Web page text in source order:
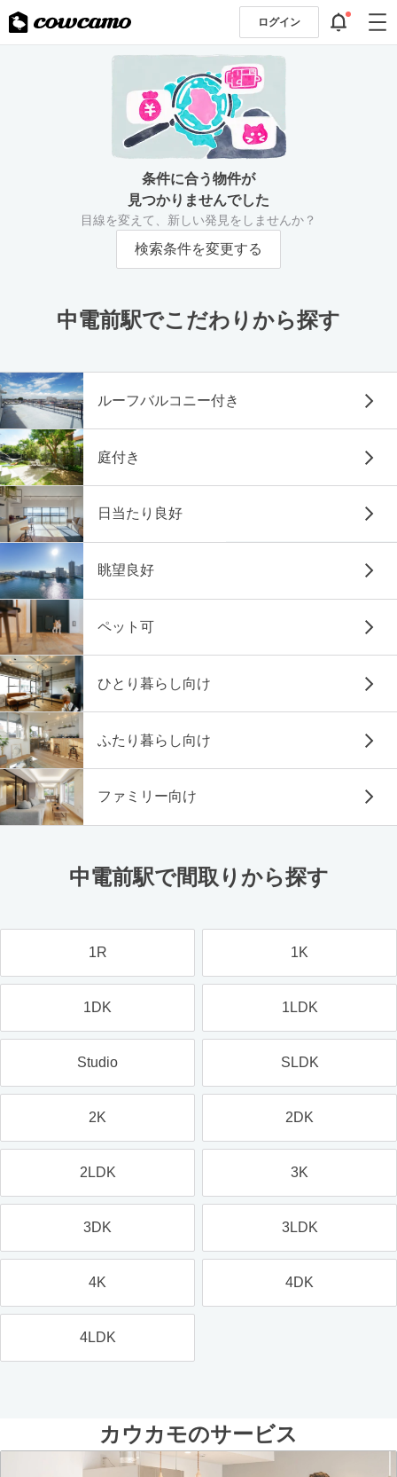
ログイン
条件に合う物件が
見つかりませんでした
目線を変えて、新しい発見をしませんか？
検索条件を変更する
中電前駅でこだわりから探す
ルーフバルコニー付き
庭付き
日当たり良好
眺望良好
ペット可
ひとり暮らし向け
ふたり暮らし向け
ファミリー向け
中電前駅で間取りから探す
1R 1K
1DK 1LDK
Studio SLDK
2K 2DK
2LDK 3K
3DK 3LDK
4K 4DK
4LDK
カウカモのサービス